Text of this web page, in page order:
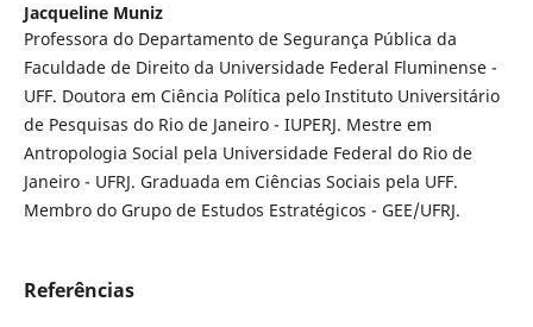
Jacqueline Muniz
Professora do Departamento de Segurança Pública da
Faculdade de Direito da Universidade Federal Fluminense -
UFF. Doutora em Ciência Política pelo Instituto Universitário
de Pesquisas do Rio de Janeiro - IUPERJ. Mestre em
Antropologia Social pela Universidade Federal do Rio de
Janeiro - UFRJ. Graduada em Ciências Sociais pela UFF.
Membro do Grupo de Estudos Estratégicos - GEE/UFRJ.
Referências